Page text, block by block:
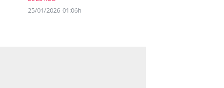
25/01/2026 01:06h